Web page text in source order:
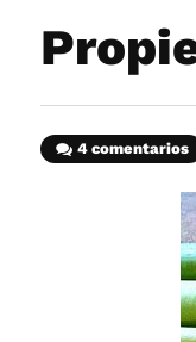
4 comentarios